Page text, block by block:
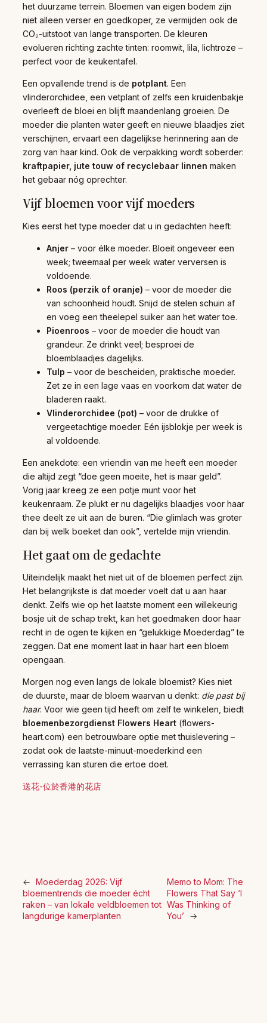
het duurzame terrein. Bloemen van eigen bodem zijn
niet alleen verser en goedkoper, ze vermijden ook de
CO₂-uitstoot van lange transporten. De kleuren
evolueren richting zachte tinten: roomwit, lila, lichtroze –
perfect voor de keukentafel.
Een opvallende trend is de potplant. Een
vlinderorchidee, een vetplant of zelfs een kruidenbakje
overleeft de bloei en blijft maandenlang groeien. De
moeder die planten water geeft en nieuwe blaadjes ziet
verschijnen, ervaart een dagelijkse herinnering aan de
zorg van haar kind. Ook de verpakking wordt soberder:
kraftpapier, jute touw of recyclebaar linnen maken
het gebaar nóg oprechter.
Vijf bloemen voor vijf moeders
Kies eerst het type moeder dat u in gedachten heeft:
Anjer – voor élke moeder. Bloeit ongeveer een
week; tweemaal per week water verversen is
voldoende.
Roos (perzik of oranje) – voor de moeder die
van schoonheid houdt. Snijd de stelen schuin af
en voeg een theelepel suiker aan het water toe.
Pioenroos – voor de moeder die houdt van
grandeur. Ze drinkt veel; besproei de
bloemblaadjes dagelijks.
Tulp – voor de bescheiden, praktische moeder.
Zet ze in een lage vaas en voorkom dat water de
bladeren raakt.
Vlinderorchidee (pot) – voor de drukke of
vergeetachtige moeder. Eén ijsblokje per week is
al voldoende.
Een anekdote: een vriendin van me heeft een moeder
die altijd zegt “doe geen moeite, het is maar geld”.
Vorig jaar kreeg ze een potje munt voor het
keukenraam. Ze plukt er nu dagelijks blaadjes voor haar
thee deelt ze uit aan de buren. “Die glimlach was groter
dan bij welk boeket dan ook”, vertelde mijn vriendin.
Het gaat om de gedachte
Uiteindelijk maakt het niet uit of de bloemen perfect zijn.
Het belangrijkste is dat moeder voelt dat u aan haar
denkt. Zelfs wie op het laatste moment een willekeurig
bosje uit de schap trekt, kan het goedmaken door haar
recht in de ogen te kijken en “gelukkige Moederdag” te
zeggen. Dat ene moment laat in haar hart een bloem
opengaan.
Morgen nog even langs de lokale bloemist? Kies niet
de duurste, maar de bloem waarvan u denkt: die past bij
haar. Voor wie geen tijd heeft om zelf te winkelen, biedt
bloemenbezorgdienst Flowers Heart (flowers-
heart.com) een betrouwbare optie met thuislevering –
zodat ook de laatste-minuut-moederkind een
verrassing kan sturen die ertoe doet.
送花-位於香港的花店
← Moederdag 2026: Vijf
bloementrends die moeder écht
raken – van lokale veldbloemen tot
langdurige kamerplanten
Memo to Mom: The
Flowers That Say ‘I
Was Thinking of
You’
→